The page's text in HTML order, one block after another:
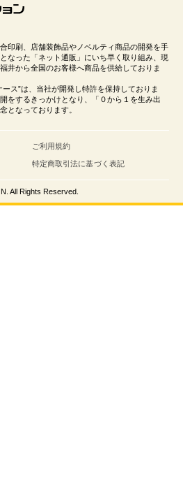
印刷、店舗装飾品やノベルティ商品の開発を手
なった「ネット通販」にいち早く取り組み、現
井から全国のお客様へ商品を供給しておりま
ス”は、当社が開発し特許を保持しておりま
をするきっかけとなり、「０から１を生み出
となっております。
ご利用規約
特定商取引法に基づく表記
All Rights Reserved.